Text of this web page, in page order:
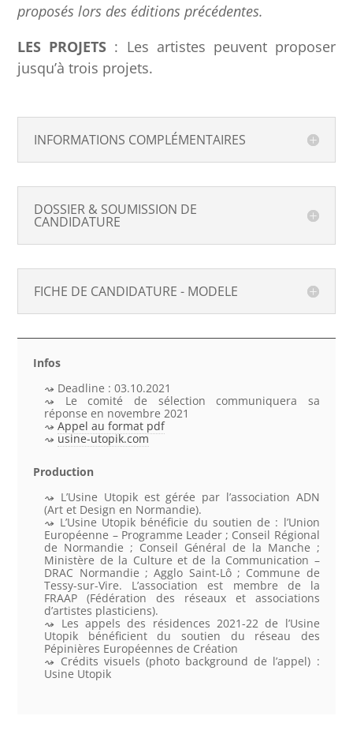
proposés lors des éditions précédentes.
LES PROJETS : Les artistes peuvent proposer
jusqu’à trois projets.
INFORMATIONS COMPLÉMENTAIRES
DOSSIER & SOUMISSION DE
CANDIDATURE
FICHE DE CANDIDATURE - MODELE
Infos
Deadline : 03.10.2021
Le comité de sélection communiquera sa
réponse en novembre 2021
Appel au format pdf
usine-utopik.com
Production
L’Usine Utopik est gérée par l’association ADN
(Art et Design en Normandie).
L’Usine Utopik bénéficie du soutien de : l’Union
Européenne – Programme Leader ; Conseil Régional
de Normandie ; Conseil Général de la Manche ;
Ministère de la Culture et de la Communication –
DRAC Normandie ; Agglo Saint-Lô ; Commune de
Tessy-sur-Vire. L’association est membre de la
FRAAP (Fédération des réseaux et associations
d’artistes plasticiens).
Les appels des résidences 2021-22 de l’Usine
Utopik bénéficient du soutien du réseau des
Pépinières Européennes de Création
Crédits visuels (photo background de l’appel) :
Usine Utopik